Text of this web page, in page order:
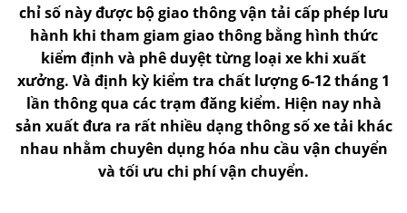
chỉ số này được bộ giao thông vận tải cấp phép lưu
hành khi tham giam giao thông bằng hình thức
kiểm định và phê duyệt từng loại xe khi xuất
xưởng. Và định kỳ kiểm tra chất lượng 6-12 tháng 1
lần thông qua các trạm đăng kiểm. Hiện nay nhà
sản xuất đưa ra rất nhiều dạng thông số xe tải khác
nhau nhằm chuyên dụng hóa nhu cầu vận chuyển
và tối ưu chi phí vận chuyển.